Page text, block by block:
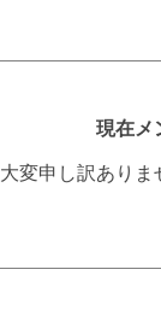
現在メ
大変申し訳あり